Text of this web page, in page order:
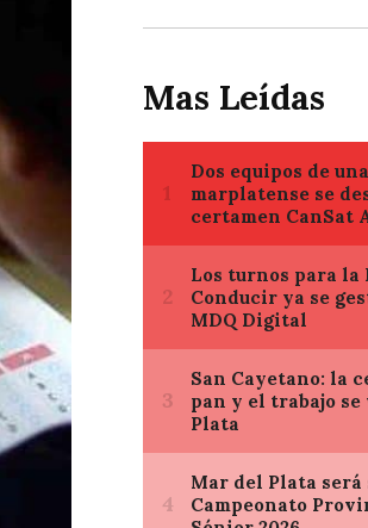
Mas Leídas